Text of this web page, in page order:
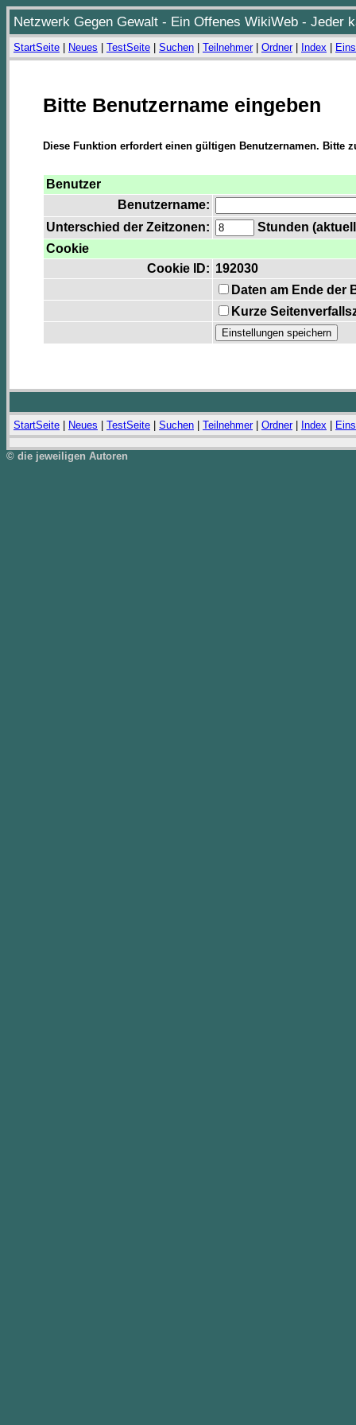
Netzwerk Gegen Gewalt - Ein Offenes WikiWeb - Jeder
StartSeite Neues TestSeite Suchen Teilnehmer| Ordner| Index
Bitte Benutzername eingeben
Diese Funktion erfordert einen gültigen Benutzernamen. Bitte
Benutzer
Benutzername:
Unterschied der Zeitzonen:
Stunden
Cookie
Cookie ID: 192030
Daten am Ende der
Kurze
StartSeite Neues TestSeite Suchen Teilnehmer| Ordner| Index
© die jeweiligen Autoren